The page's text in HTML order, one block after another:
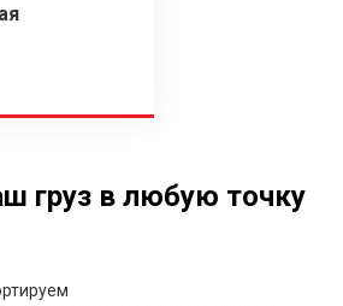
груз в любую точку